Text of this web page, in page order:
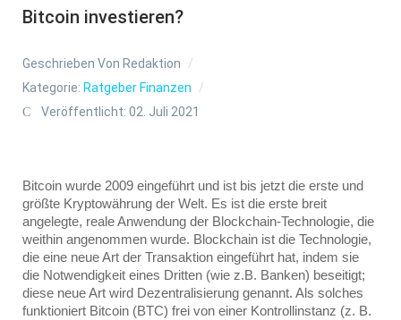
Bitcoin investieren?
Geschrieben Von Redaktion
Kategorie: Ratgeber Finanzen
Veröffentlicht: 02. Juli 2021
Bitcoin wurde 2009 eingeführt und ist bis jetzt die erste und
größte Kryptowährung der Welt. Es ist die erste breit
angelegte, reale Anwendung der Blockchain-Technologie, die
weithin angenommen wurde. Blockchain ist die Technologie,
die eine neue Art der Transaktion eingeführt hat, indem sie
die Notwendigkeit eines Dritten (wie z.B. Banken) beseitigt;
diese neue Art wird Dezentralisierung genannt. Als solches
funktioniert Bitcoin (BTC) frei von einer Kontrollinstanz (z. B.